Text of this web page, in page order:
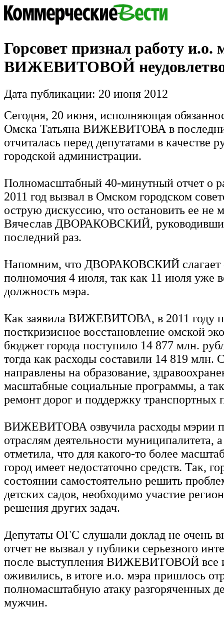
Горсовет признал работу и.о.
ВИЖЕВИТОВОЙ
Дата публикации: 20 июня 2012
Сегодня, 20 июня, исполняющая
Омска Татьяна ВИЖЕВИТОВА в
отчиталась перед депутатами в качестве
городской администрации.
Полномасштабный 40-минутный отчет о
2011 год вызвал в Омском городском
острую дискуссию, что остановить ее не
Вячеслав ДВОРАКОВСКИЙ,
последний раз.
Напомним, что ДВОРАКОВСКИЙ слагает
полномочия 4 июля, так как 11 июля уже
должность мэра.
Как заявила ВИЖЕВИТОВА, в 2011 году
посткризисное восстановление омской
бюджет города поступило 14 877 млн.
тогда как расходы составили 14 819 млн.
направлены на образование,
масштабные социальные программы, а
ремонт дорог и поддержку транспортных
ВИЖЕВИТОВА озвучила расходы мэрии
отраслям деятельности муниципалитета,
отметила, что для какого-то более
город имеет недостаточно средств. Так,
состоянии самостоятельно решить
детских садов, необходимо участие
решения других задач.
Депутаты ОГС слушали доклад не очень
отчет не вызвал у публики серьезного
после выступления ВИЖЕВИТОВОЙ все
оживились, в итоге и.о. мэра пришлось
полномасштабную атаку разгоряченных
мужчин.